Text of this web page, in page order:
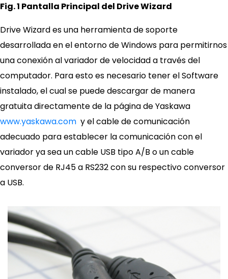
Fig. 1 Pantalla Principal del Drive Wizard
Drive Wizard es una herramienta de soporte
desarrollada en el entorno de Windows para permitirnos
una conexión al variador de velocidad a través del
computador. Para esto es necesario tener el Software
instalado, el cual se puede descargar de manera
gratuita directamente de la página de Yaskawa
www.yaskawa.com y el cable de comunicación
adecuado para establecer la comunicación con el
variador ya sea un cable USB tipo A/B o un cable
conversor de RJ45 a RS232 con su respectivo conversor
a USB.